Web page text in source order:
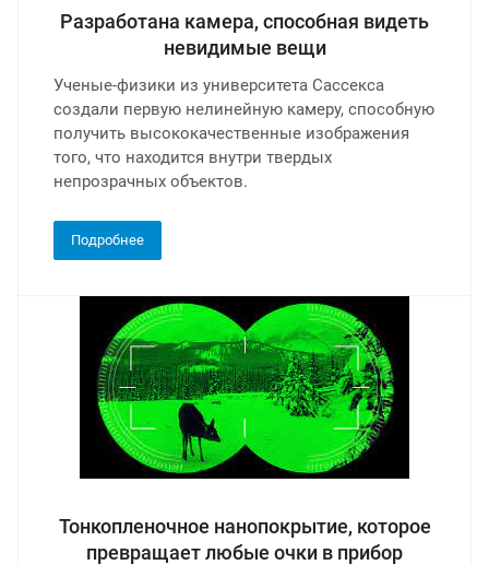
Разработана камера, способная видеть
невидимые вещи
Ученые-физики из университета Сассекса
создали первую нелинейную камеру, способную
получить высококачественные изображения
того, что находится внутри твердых
непрозрачных объектов.
Подробнее
Тонкопленочное нанопокрытие, которое
превращает любые очки в прибор